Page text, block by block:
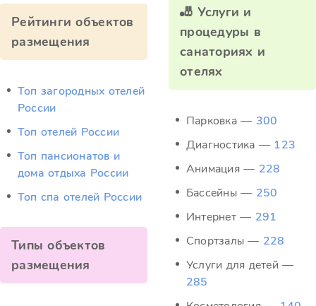
Рейтинги объектов
размещения
Топ загородных отелей
России
Топ отелей России
Топ пансионатов и
дома отдыха России
Топ спа отелей России
Типы объектов
размещения
🎳 Услуги и
процедуры в
санаториях и
отелях
Парковка — 300
Диагностика — 123
Анимация — 228
Бассейны — 250
Интернет — 291
Спортзалы — 228
Услуги для детей —
285